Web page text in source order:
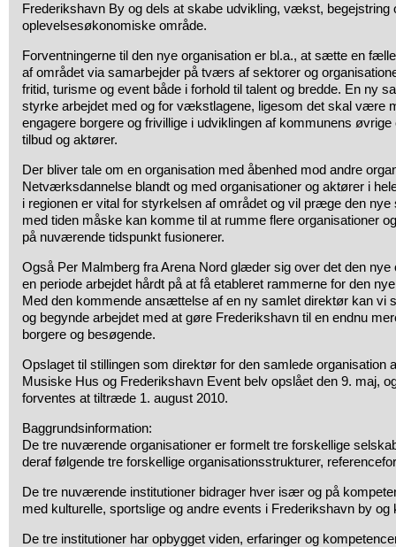
Frederikshavn By og dels at skabe udvikling, vækst, begejstring
oplevelsesøkonomiske område.
Forventningerne til den nye organisation er bl.a., at sætte en
af området via samarbejder på tværs af sektorer og
fritid, turisme og event både i forhold til talent og bredde. En ny
styrke arbejdet med og for vækstlagene, ligesom det skal være
engagere borgere og frivillige i udviklingen af kommunens
tilbud og aktører.
Der bliver tale om en organisation med åbenhed mod andre
Netværksdannelse blandt og med organisationer og aktører i
i regionen er vital for styrkelsen af området og vil præge den nye
med tiden måske kan komme til at rumme flere organisationer
på nuværende tidspunkt fusionerer.
Også Per Malmberg fra Arena Nord glæder sig over det den nye
en periode arbejdet hårdt på at få etableret rammerne for den
Med den kommende ansættelse af en ny samlet direktør kan vi
og begynde arbejdet med at gøre Frederikshavn til en endnu
borgere og besøgende.
Opslaget til stillingen som direktør for den samlede organisation
Musiske Hus og Frederikshavn Event belv opslået den 9. maj,
forventes at tiltræde 1. august 2010.
Baggrundsinformation:
De tre nuværende organisationer er formelt tre forskellige
deraf følgende tre forskellige organisationsstrukturer,
De tre nuværende institutioner bidrager hver især og på
med kulturelle, sportslige og andre events i Frederikshavn by og
De tre institutioner har opbygget viden, erfaringer og